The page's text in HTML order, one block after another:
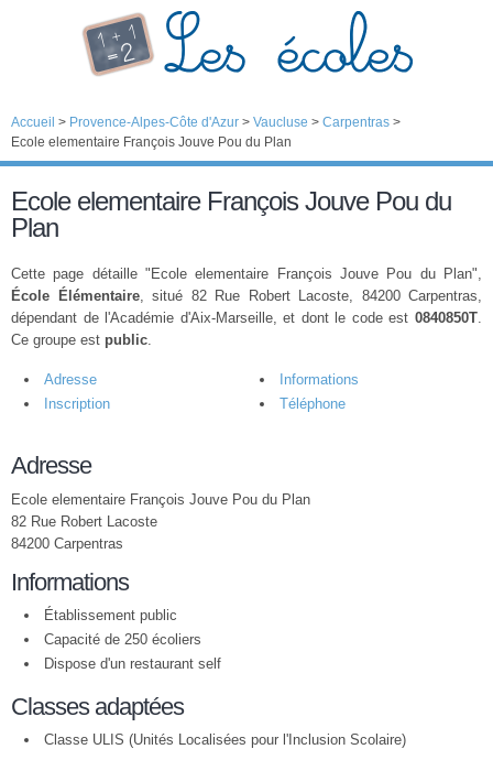
Accueil > Provence-Alpes-Côte d'Azur > Vaucluse > Carpentras >
Ecole elementaire François Jouve Pou du Plan
Ecole elementaire François Jouve Pou du
Plan
Cette page détaille "Ecole elementaire François Jouve Pou du Plan",
École Élémentaire, situé 82 Rue Robert Lacoste, 84200 Carpentras,
dépendant de l'Académie d'Aix-Marseille, et dont le code est 0840850T.
Ce groupe est public.
Adresse
Informations
Inscription
Téléphone
Adresse
Ecole elementaire François Jouve Pou du Plan
82 Rue Robert Lacoste
84200 Carpentras
Informations
Établissement public
Capacité de 250 écoliers
Dispose d'un restaurant self
Classes adaptées
Classe ULIS (Unités Localisées pour l'Inclusion Scolaire)